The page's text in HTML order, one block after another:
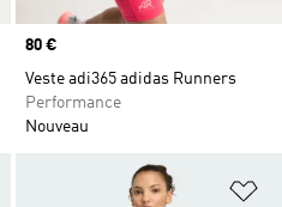
Prix
80 €
Veste adi365 adidas Runners
Performance
Nouveau
Ajouter à la Liste de produits